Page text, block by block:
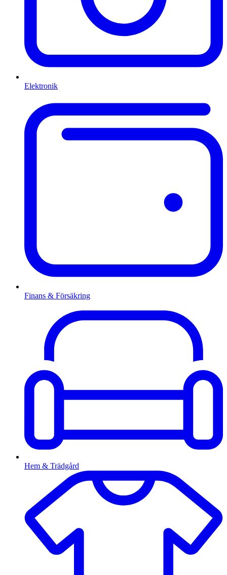
Elektronik
Finans & Försäkring
Hem & Trädgård